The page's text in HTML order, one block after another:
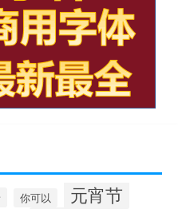
你可以 元宵节